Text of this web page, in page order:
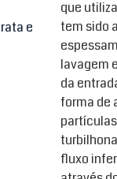
que
tem sido
lavagem
da
forma de
fluxo